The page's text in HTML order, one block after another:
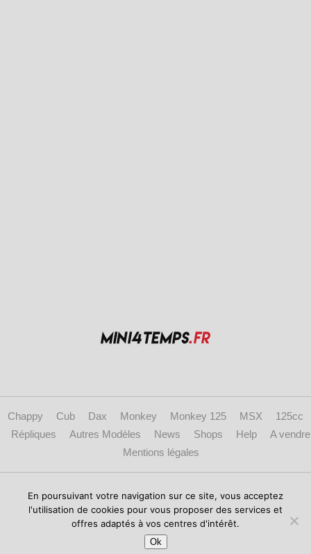
Chappy Cub Dax Monkey Monkey 125 MSX
125cc
Répliques
Autres Modèles News Shops Help
A vendre
Mentions légales
Copyright © 2017 mini4temps.fr - Le site des fans de Honda Dax, Monkey et
répliques.
En poursuivant votre navigation sur ce site, vous acceptez
l'utilisation de cookies pour vous proposer des services et
offres adaptés à vos centres d'intérêt.
Ok